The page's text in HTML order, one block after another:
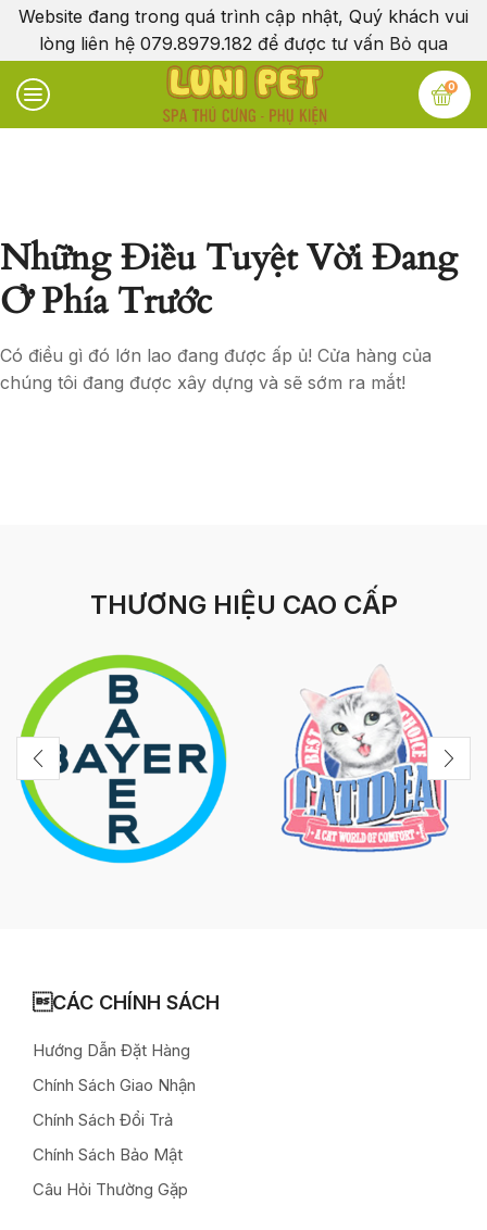
Website đang trong quá trình cập nhật, Quý khách vui
lòng liên hệ 079.8979.182 để được tư vấn Bỏ qua
0
Những Điều Tuyệt Vời Đang
Ở Phía Trước
Có điều gì đó lớn lao đang được ấp ủ! Cửa hàng của
chúng tôi đang được xây dựng và sẽ sớm ra mắt!
THƯƠNG HIỆU CAO CẤP
CÁC CHÍNH SÁCH
Hướng Dẫn Đặt Hàng
Chính Sách Giao Nhận
Chính Sách Đổi Trả
Chính Sách Bảo Mật
Câu Hỏi Thường Gặp